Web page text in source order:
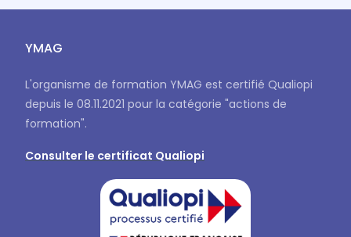
YMAG
L'organisme de formation YMAG est certifié Qualiopi
depuis le 08.11.2021 pour la catégorie "actions de
formation".
Consulter le certificat Qualiopi